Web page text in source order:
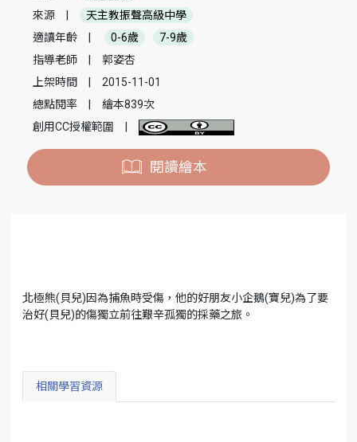
來源
天主教振聲高級中學
適讀年齡
0-6歲
7-9歲
指導老師
郭姿杏
上架時間
2015-11-01
總點閱率
繪本839次
創用CC授權範圍
閱讀繪本
北極熊(貝兒)因為捕魚時受傷，他的好朋友小企鵝(寶兒)為了要
治好(貝兒)的傷獨立前往艱辛孤獨的採藥之旅。
相關學習資源